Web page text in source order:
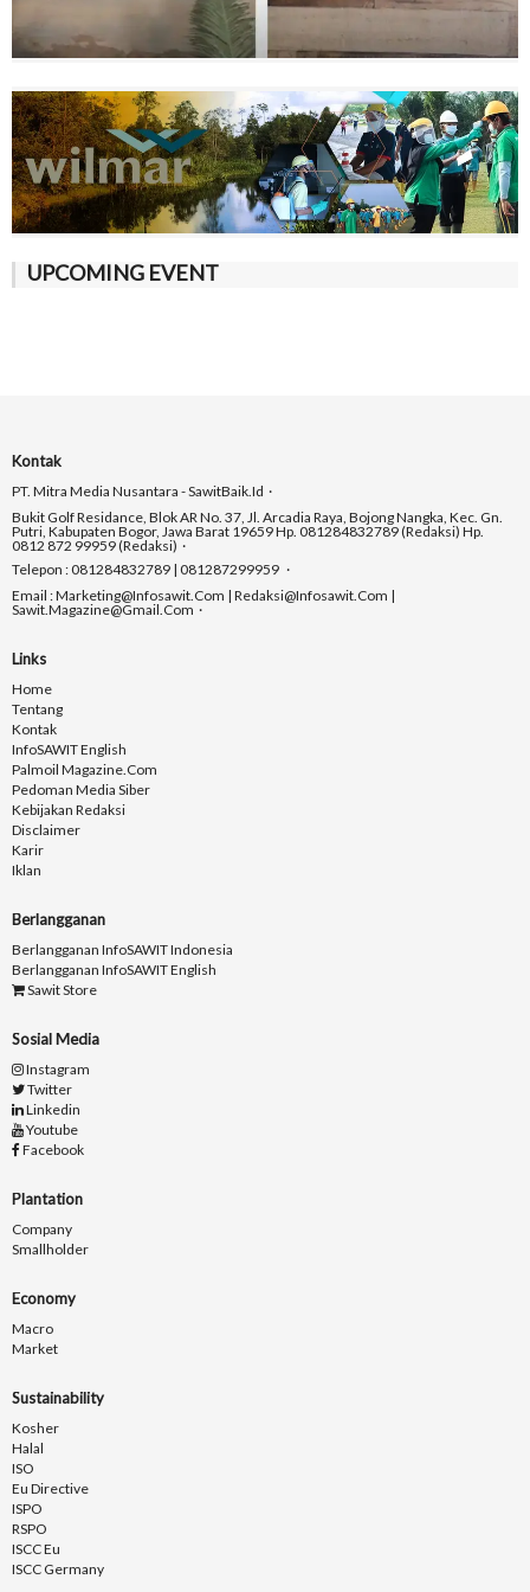
UPCOMING EVENT
Kontak
PT. Mitra Media Nusantara - SawitBaik.id
Bukit Golf Residance, Blok AR No. 37, Jl. Arcadia Raya, Bojong Nangka, Kec. Gn.
Putri, Kabupaten Bogor, Jawa Barat 19659 Hp. 081284832789 (Redaksi) Hp.
0812 872 99959 (Redaksi)
Telepon : 081284832789 | 081287299959
Email : Marketing@infosawit.com | Redaksi@infosawit.com |
Sawit.magazine@gmail.com
Links
Home
Tentang
Kontak
InfoSAWIT English
Palmoil Magazine.com
Pedoman Media Siber
Kebijakan Redaksi
Disclaimer
Karir
Iklan
Berlangganan
Berlangganan InfoSAWIT Indonesia
Berlangganan InfoSAWIT English
Sawit Store
Sosial Media
Instagram
Twitter
Linkedin
Youtube
Facebook
Plantation
Company
Smallholder
Economy
Macro
Market
Sustainability
Kosher
Halal
ISO
Eu Directive
ISPO
RSPO
ISCC Eu
ISCC Germany